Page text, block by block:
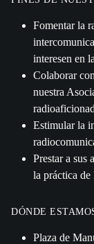
Fomentar la
interesen en
Colaborar
nuestra
Estimular la
Prestar a sus
la práctica
DÓNDE
Plaza de